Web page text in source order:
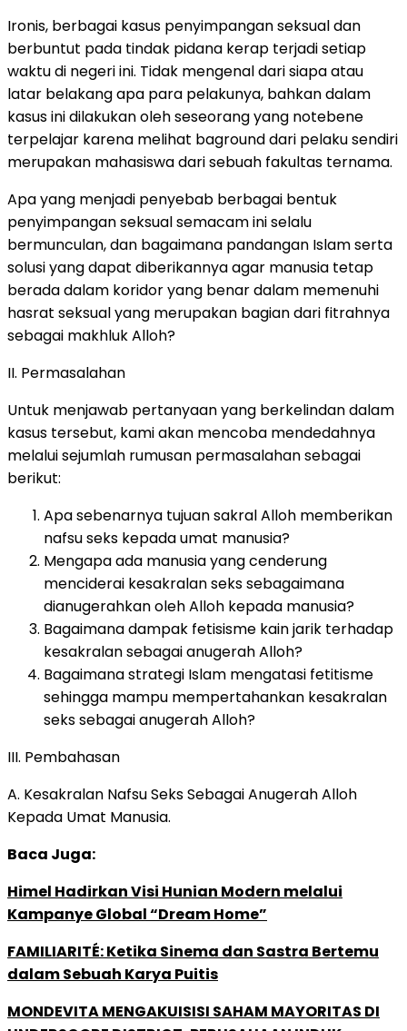
Ironis, berbagai kasus penyimpangan seksual dan
berbuntut pada tindak pidana kerap terjadi setiap
waktu di negeri ini. Tidak mengenal dari siapa atau
latar belakang apa para pelakunya, bahkan dalam
kasus ini dilakukan oleh seseorang yang notebene
terpelajar karena melihat baground dari pelaku sendiri
merupakan mahasiswa dari sebuah fakultas ternama.
Apa yang menjadi penyebab berbagai bentuk
penyimpangan seksual semacam ini selalu
bermunculan, dan bagaimana pandangan Islam serta
solusi yang dapat diberikannya agar manusia tetap
berada dalam koridor yang benar dalam memenuhi
hasrat seksual yang merupakan bagian dari fitrahnya
sebagai makhluk Alloh?
II. Permasalahan
Untuk menjawab pertanyaan yang berkelindan dalam
kasus tersebut, kami akan mencoba mendedahnya
melalui sejumlah rumusan permasalahan sebagai
berikut:
Apa sebenarnya tujuan sakral Alloh memberikan
nafsu seks kepada umat manusia?
Mengapa ada manusia yang cenderung
menciderai kesakralan seks sebagaimana
dianugerahkan oleh Alloh kepada manusia?
Bagaimana dampak fetisisme kain jarik terhadap
kesakralan sebagai anugerah Alloh?
Bagaimana strategi Islam mengatasi fetitisme
sehingga mampu mempertahankan kesakralan
seks sebagai anugerah Alloh?
III. Pembahasan
A. Kesakralan Nafsu Seks Sebagai Anugerah Alloh
Kepada Umat Manusia.
Baca Juga:
Himel Hadirkan Visi Hunian Modern melalui
Kampanye Global “Dream Home”
FAMILIARITÉ: Ketika Sinema dan Sastra Bertemu
dalam Sebuah Karya Puitis
MONDEVITA MENGAKUISISI SAHAM MAYORITAS DI